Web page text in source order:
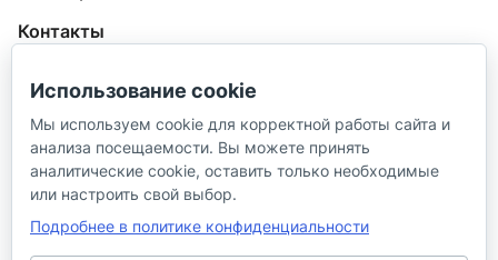
Контакты
г. Краснодар (Центр),
ул. Чкалова, 167
Использование cookie
Мы используем cookie для корректной работы сайта и
анализа посещаемости. Вы можете принять
аналитические cookie, оставить только необходимые
или настроить свой выбор.
Подробнее в политике конфиденциальности